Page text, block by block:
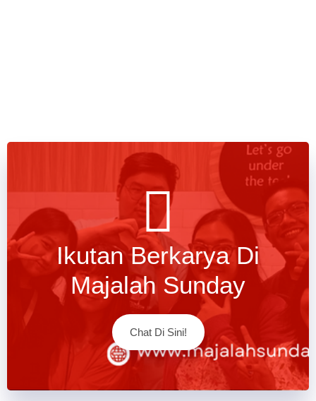
Ikutan Berkarya Di
Majalah Sunday
Chat Di Sini!